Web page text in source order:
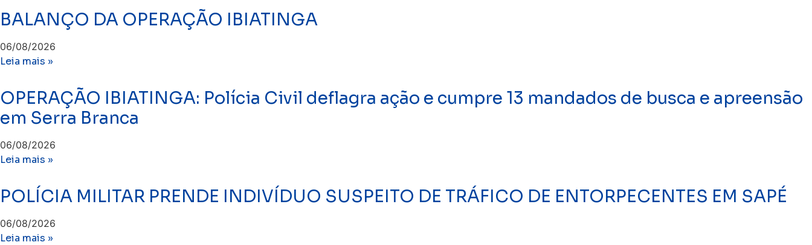
BALANÇO DA OPERAÇÃO IBIATINGA
06/08/2026
Leia mais »
OPERAÇÃO IBIATINGA: Polícia Civil deflagra ação e cumpre 13 mandados de busca e apreensão
em Serra Branca
06/08/2026
Leia mais »
​POLÍCIA MILITAR PRENDE INDIVÍDUO SUSPEITO DE TRÁFICO DE ENTORPECENTES EM SAPÉ
06/08/2026
Leia mais »